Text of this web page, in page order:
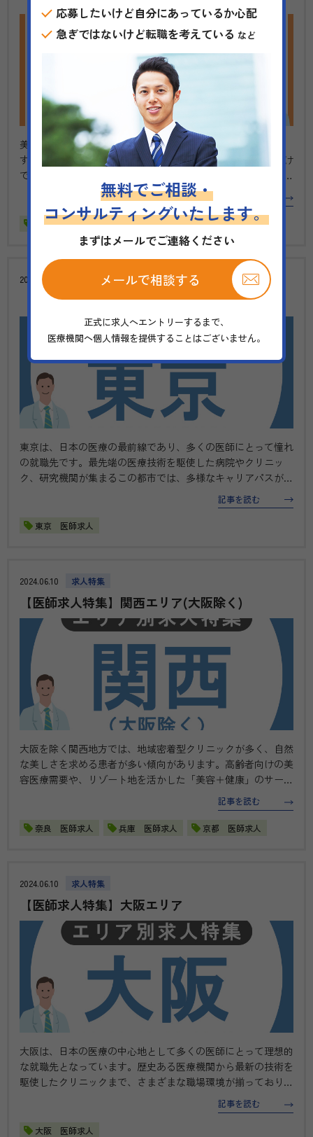
美容医療クリニックは、近年ますます注目されている分野で
す。美しさと健康を追求する中で、高度な技術や専門知識だけ
でなく、患者一人ひとりに寄り添うケアが求められています。
最新設備を備えたクリニックが増え、医師や看護師がスキルを
活かして新しいキャリアを築くチャンスも広がっています。
本特集では、診療科目の…
美容外科 医師求人 美容皮膚科 医師求人
2024.06.10 求人特集
【求人特集】東京エリア
東京は、日本の医療の最前線であり、多くの医師にとって憧れ
の就職先です。最先端の医療技術を駆使した病院やクリニッ
ク、研究機関が集まるこの都市では、多様なキャリアパスが広
がっています。 本特集では、東京エリアで注目の医療求人情
報を厳選してご紹介します。新たな挑戦を求める医師の皆様
に、理想のキャリアを築く…
記事を読む
東京 医師求人
2024.06.10 求人特集
【医師求人特集】関西エリア(大阪除く)
大阪を除く関西地方では、地域密着型クリニックが多く、自然
な美しさを求める患者が多い傾向があります。高齢者向けの美
容医療需要や、リゾート地を活かした「美容＋健康」のサービ
スも特徴的です。また、医師の働きやすさを重視した環境整備
が進んでいます。 歴史と現代が融合する関西エリアでは、地
域医療に貢献しながら…
記事を読む
奈良 医師求人 兵庫 医師求人 京都 医師求人
2024.06.10 求人特集
【医師求人特集】大阪エリア
大阪は、日本の医療の中心地として多くの医師にとって理想的
な就職先となっています。歴史ある医療機関から最新の技術を
駆使したクリニックまで、さまざまな職場環境が揃っており、
それぞれの医師に合ったキャリアを見つけることができます。
本特集では、大阪エリアで注目の医療求人情報を厳選しお届け
します。 【医師求…
記事を読む
大阪 医師求人
応募したいけど自分にあっているか心配
急ぎではないけど転職を考えている など
無料でご相談・
コンサルティングいたします。
まずはメールでご連絡ください
メールで相談する
正式に求人へエントリーするまで、
医療機関へ個人情報を提供することはございません。